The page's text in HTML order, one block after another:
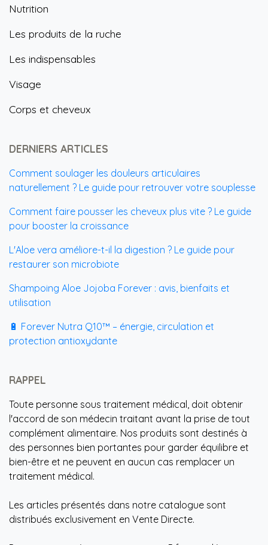
Nutrition
Les produits de la ruche
Les indispensables
Visage
Corps et cheveux
DERNIERS ARTICLES
Comment soulager les douleurs articulaires
naturellement ? Le guide pour retrouver votre souplesse
Comment faire pousser les cheveux plus vite ? Le guide
pour booster la croissance
L'Aloe vera améliore-t-il la digestion ? Le guide pour
restaurer son microbiote
Shampoing Aloe Jojoba Forever : avis, bienfaits et
utilisation
🔋 Forever Nutra Q10™ – énergie, circulation et
protection antioxydante
RAPPEL
Toute personne sous traitement médical, doit obtenir
l'accord de son médecin traitant avant la prise de tout
complément alimentaire. Nos produits sont destinés à
des personnes bien portantes pour garder équilibre et
bien-être et ne peuvent en aucun cas remplacer un
traitement médical.
Les articles présentés dans notre catalogue sont
distribués exclusivement en Vente Directe.